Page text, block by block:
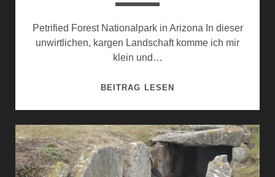
Petrified Forest Nationalpark in Arizona In dieser
unwirtlichen, kargen Landschaft komme ich mir
klein und…
BEITRAG LESENBLICK
DIE
EWIGKEIT